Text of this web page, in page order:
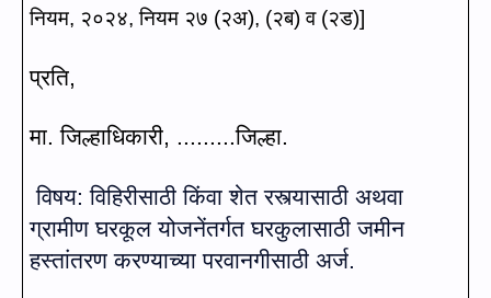
नियम, २०२४,नियम २७ (२अ), (२ब) व (२ड)]
प्रति,
मा.जिल्हाधिकारी, .........जिल्हा.
विषय:विहिरीसाठी किंवा शेत रस्त्यासाठी अथवा
ग्रामीण घरकूल योजनेंतर्गत घरकुलासाठी जमीन
हस्तांतरण करण्याच्‍या परवानगीसाठी अर्ज.